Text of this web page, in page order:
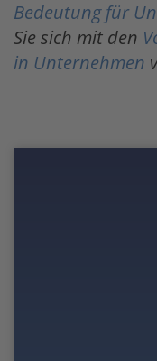
Bedeutung für
Sie sich mit den
in Unternehmen